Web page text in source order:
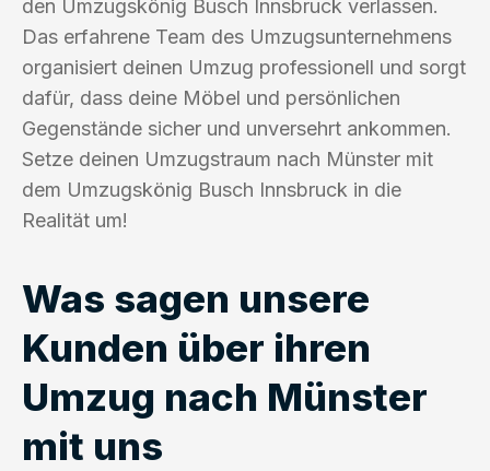
den Umzugskönig Busch Innsbruck verlassen.
Das erfahrene Team des Umzugsunternehmens
organisiert deinen Umzug professionell und sorgt
dafür, dass deine Möbel und persönlichen
Gegenstände sicher und unversehrt ankommen.
Setze deinen Umzugstraum nach Münster mit
dem Umzugskönig Busch Innsbruck in die
Realität um!
Was sagen unsere
Kunden über ihren
Umzug nach Münster
mit uns